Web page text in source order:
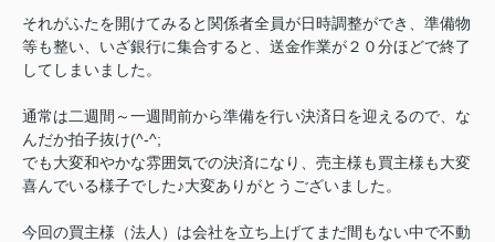
それがふたを開けてみると関係者全員が日時調整ができ、準備物
等も整い、いざ銀行に集合すると、送金作業が２０分ほどで終了
してしまいました。
通常は二週間～一週間前から準備を行い決済日を迎えるので、な
んだか拍子抜け(^-^;
でも大変和やかな雰囲気での決済になり、売主様も買主様も大変
喜んでいる様子でした♪大変ありがとうございました。
今回の買主様（法人）は会社を立ち上げてまだ間もない中で不動